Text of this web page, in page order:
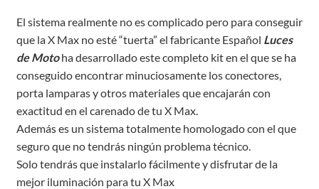
El sistema realmente no es complicado pero para conseguir
que la X Max no esté “tuerta” el fabricante Español Luces
de Moto ha desarrollado este completo kit en el que se ha
conseguido encontrar minuciosamente los conectores,
porta lamparas y otros materiales que encajarán con
exactitud en el carenado de tu X Max.
Además es un sistema totalmente homologado con el que
seguro que no tendrás ningún problema técnico.
Solo tendrás que instalarlo fácilmente y disfrutar de la
mejor iluminación para tu X Max